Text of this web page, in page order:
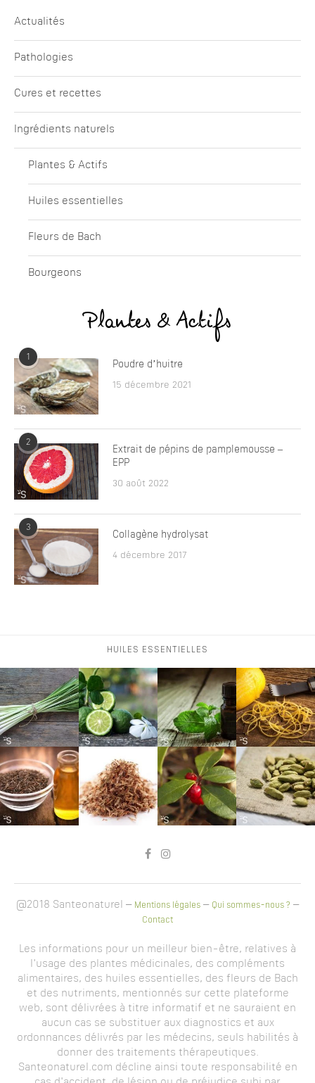
Actualités
Pathologies
Cures et recettes
Ingrédients naturels
Plantes & Actifs
Huiles essentielles
Fleurs de Bach
Bourgeons
Plantes & Actifs
Poudre d’huitre
15 décembre 2021
2
Extrait de pépins de pamplemousse –
EPP
30 août 2022
3
Collagène hydrolysat
4 décembre 2017
HUILES ESSENTIELLES
@2018 Santeonaturel – Mentions légales – Qui sommes-nous ? –
Contact
Les informations pour un meilleur bien-être, relatives à
l'usage des plantes médicinales, des compléments
alimentaires, des huiles essentielles, des fleurs de Bach
et des nutriments, mentionnés sur cette plateforme
web, sont délivrées à titre informatif et ne sauraient en
aucun cas se substituer aux diagnostics et aux
ordonnances délivrés par les médecins, seuls habilités à
donner des traitements thérapeutiques.
Santeonaturel.com décline ainsi toute responsabilité en